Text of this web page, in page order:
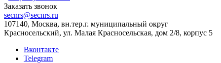
Заказать звонок
secnrs@secnrs.ru
107140, Москва, вн.тер.г. муниципальный округ
Красносельский, ул. Малая Красносельская, дом 2/8, корпус 5
Вконтакте
Telegram